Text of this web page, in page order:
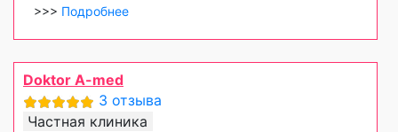
>>> Подробнее
Doktor A-med
3 отзыва
Частная клиника